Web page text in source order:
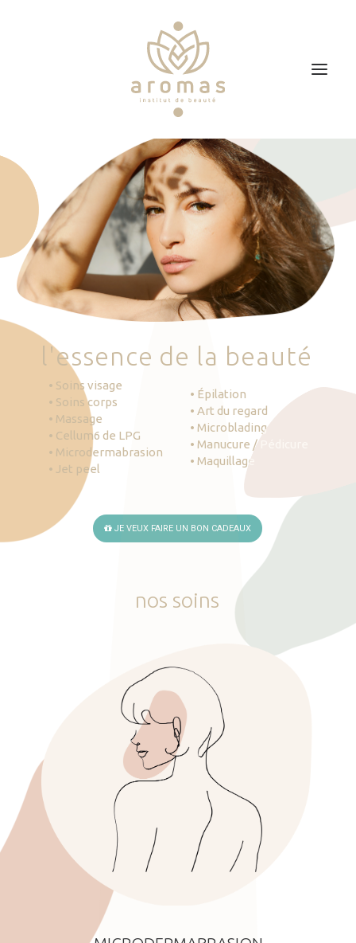
Soins
Je veux faire un bon cadeau
Plan d’accès
Prendre RDV
'essence de la beauté
• Soins visage
• Soins corps
• Massage
• Cellum6 de LPG
• Microdermabrasion
• Jet peel
• Épilation
• Art du regard
• Microblading
• Manucure / Pédicure
• Maquillage
JE VEUX FAIRE UN BON CADEAUX
nos soins